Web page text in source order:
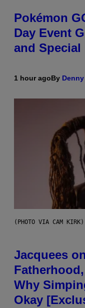
Pokémon
Day Event
and Special
1 hour agoBy
(PHOTO VIA CAM KIRK)
Jacquees
Why
Okay